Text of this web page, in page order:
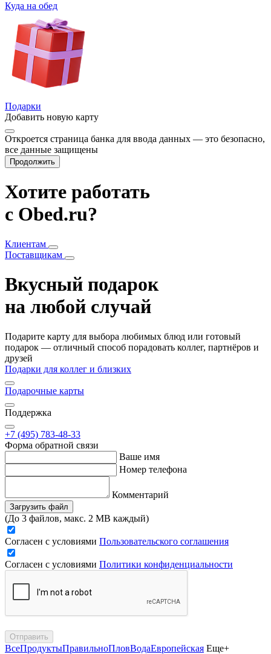
Куда на обед
Подарки
Добавить новую карту
Откроется страница банка для ввода данных — это безопасно,
все данные защищены
Продолжить
Хотите работать
с Obed.ru?
Клиентам
Поставщикам
Вкусный подарок
на любой случай
Подарите карту для выбора любимых блюд или готовый
подарок — отличный способ порадовать коллег, партнёров и
друзей
Подарки для коллег и близких
Подарочные карты
Поддержка
+7 (495) 783-48-33
Форма обратной связи
Ваше имя
Номер телефона
Комментарий
Загрузить файл
(До 3 файлов, макс. 2 MB каждый)
Согласен с условиями Пользовательского соглашения
Согласен с условиями Политики конфиденциальности
Отправить
ВсеПродуктыПравильноПловВодаЕвропейская Еще+